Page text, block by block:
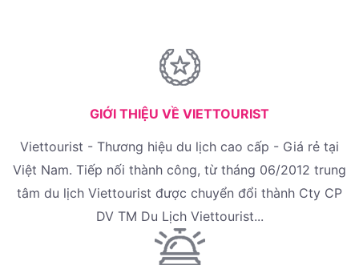
GIỚI THIỆU VỀ VIETTOURIST
Viettourist - Thương hiệu du lịch cao cấp - Giá rẻ tại
Việt Nam. Tiếp nối thành công, từ tháng 06/2012 trung
tâm du lịch Viettourist được chuyển đổi thành Cty CP
DV TM Du Lịch Viettourist...